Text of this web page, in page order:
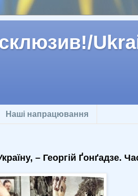
Наші напрацювання
– Георгій Ґонґадзе.